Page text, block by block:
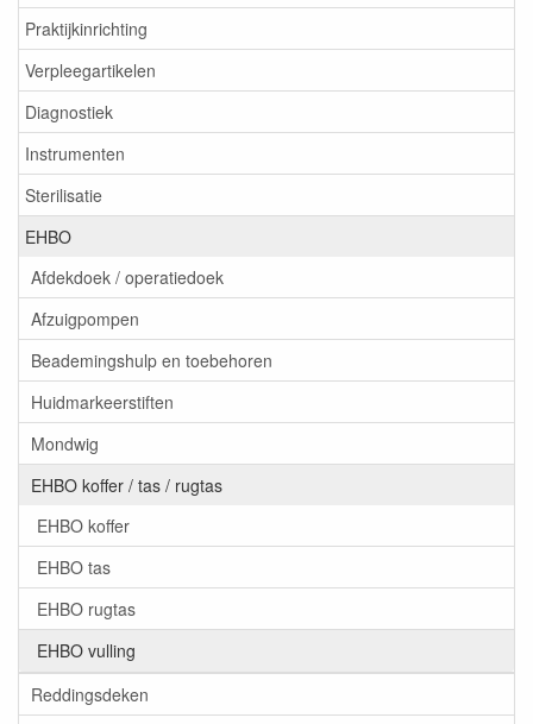
Praktijkinrichting
Verpleegartikelen
Diagnostiek
Instrumenten
Sterilisatie
EHBO
Afdekdoek / operatiedoek
Afzuigpompen
Beademingshulp en toebehoren
Huidmarkeerstiften
Mondwig
EHBO koffer / tas / rugtas
EHBO koffer
EHBO tas
EHBO rugtas
EHBO vulling
Reddingsdeken